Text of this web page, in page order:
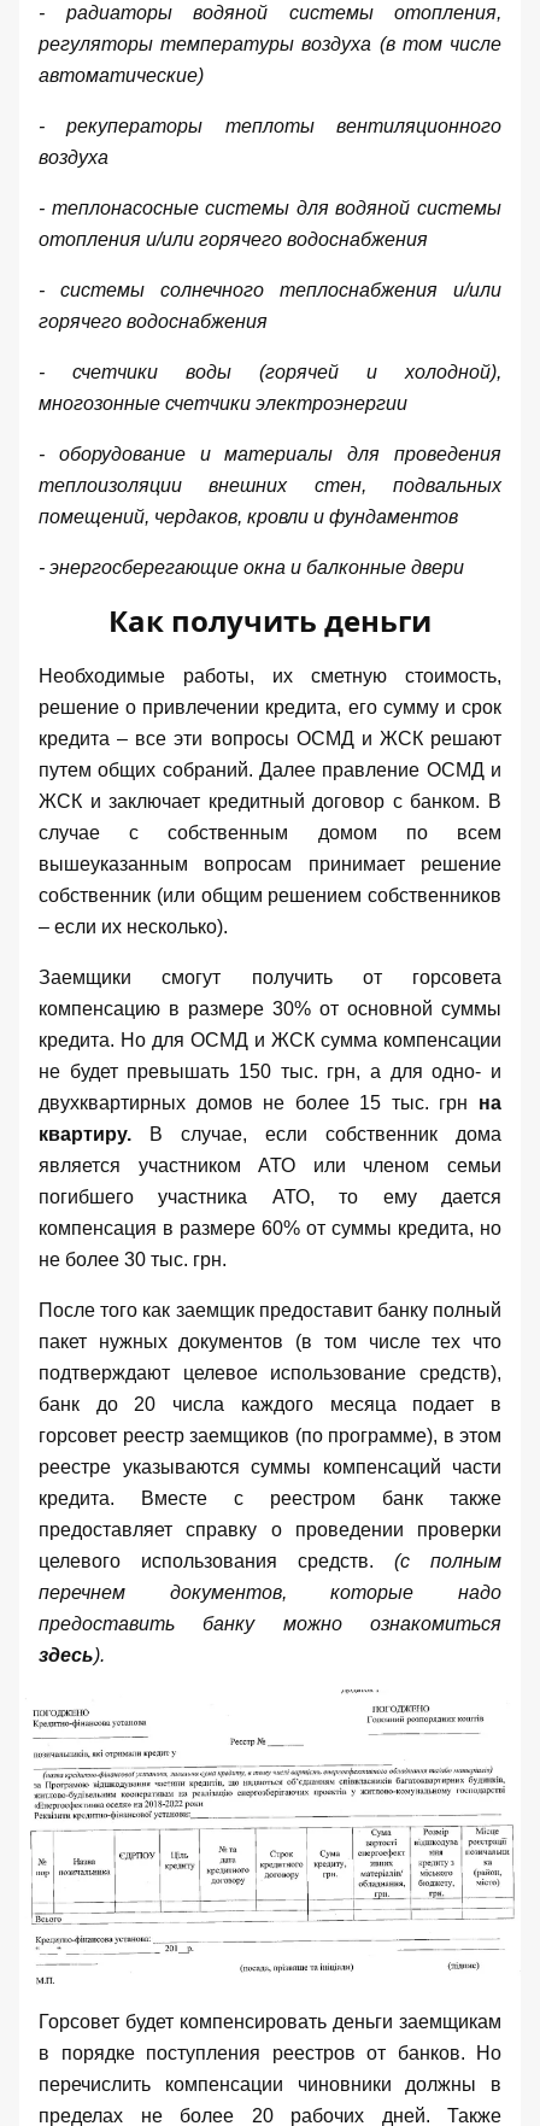
- радиаторы водяной системы отопления,
регуляторы температуры воздуха (в том числе
автоматические)
- рекуператоры теплоты вентиляционного
воздуха
- теплонасосные системы для водяной системы
отопления и/или горячего водоснабжения
- системы солнечного теплоснабжения и/или
горячего водоснабжения
- счетчики воды (горячей и холодной),
многозонные счетчики электроэнергии
- оборудование и материалы для проведения
теплоизоляции внешних стен, подвальных
помещений, чердаков, кровли и фундаментов
- энергосберегающие окна и балконные двери
Как получить деньги
Необходимые работы, их сметную стоимость,
решение о привлечении кредита, его сумму и срок
кредита – все эти вопросы ОСМД и ЖСК решают
путем общих собраний. Далее правление ОСМД и
ЖСК и заключает кредитный договор с банком. В
случае с собственным домом по всем
вышеуказанным вопросам принимает решение
собственник (или общим решением собственников
– если их несколько).
Заемщики смогут получить от горсовета
компенсацию в размере 30% от основной суммы
кредита. Но для ОСМД и ЖСК сумма компенсации
не будет превышать 150 тыс. грн, а для одно- и
двухквартирных домов не более 15 тыс. грн на
квартиру. В случае, если собственник дома
является участником АТО или членом семьи
погибшего участника АТО, то ему дается
компенсация в размере 60% от суммы кредита, но
не более 30 тыс. грн.
После того как заемщик предоставит банку полный
пакет нужных документов (в том числе тех что
подтверждают целевое использование средств),
банк до 20 числа каждого месяца подает в
горсовет реестр заемщиков (по программе), в этом
реестре указываются суммы компенсаций части
кредита. Вместе с реестром банк также
предоставляет справку о проведении проверки
целевого использования средств. (с полным
перечнем документов, которые надо
предоставить банку можно ознакомиться
здесь).
Горсовет будет компенсировать деньги заемщикам
в порядке поступления реестров от банков. Но
перечислить компенсации чиновники должны в
пределах не более 20 рабочих дней. Также